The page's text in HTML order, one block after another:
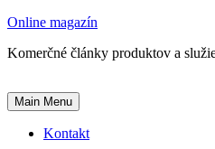
Skip
content
Online magazín
Komerčné články produktov a
Main Menu
Kontakt